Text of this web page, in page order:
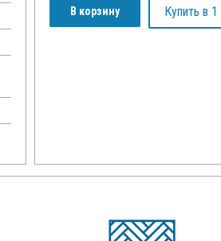
В корзину Купить в 1